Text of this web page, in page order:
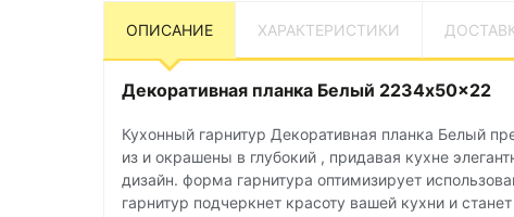
ОПИСАНИЕ ХАРАКТЕРИСТИКИ
Декоративная планка Белый 2234x50x22
Кухонный гарнитур Декоративная планка Белый
из и окрашены в глубокий , придавая кухне
дизайн. форма гарнитура оптимизирует
гарнитур подчеркнет красоту вашей кухни и